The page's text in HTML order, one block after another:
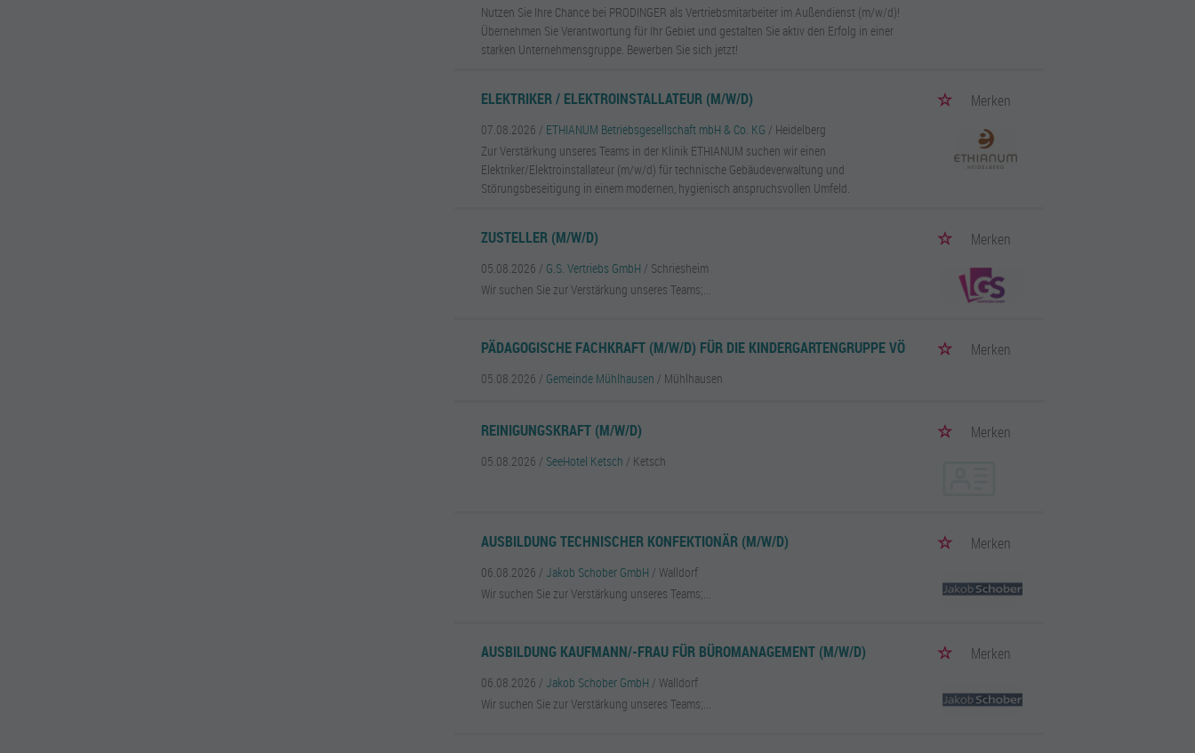
Nutzen Sie Ihre Chance bei PRODINGER als Vertriebsmitarbeiter im Außendienst (m/w/d)!
Übernehmen Sie Verantwortung für Ihr Gebiet und gestalten Sie aktiv den Erfolg in einer
starken Unternehmensgruppe. Bewerben Sie sich jetzt!
ELEKTRIKER / ELEKTROINSTALLATEUR (M/W/D) Merken
07.08.2026 / ETHIANUM Betriebsgesellschaft mbH & Co. KG / Heidelberg
Zur Verstärkung unseres Teams in der Klinik ETHIANUM suchen wir einen
Elektriker/Elektroinstallateur (m/w/d) für technische Gebäudeverwaltung und
Störungsbeseitigung in einem modernen, hygienisch anspruchsvollen Umfeld.
ZUSTELLER (M/W/D) Merken
05.08.2026 / G.S. Vertriebs GmbH / Schriesheim
Wir suchen Sie zur Verstärkung unseres Teams;...
PÄDAGOGISCHE FACHKRAFT (M/W/D) FÜR DIE KINDERGARTENGRUPPE VÖ Merken
05.08.2026 / Gemeinde Mühlhausen / Mühlhausen
REINIGUNGSKRAFT (M/W/D) Merken
05.08.2026 / SeeHotel Ketsch / Ketsch
AUSBILDUNG TECHNISCHER KONFEKTIONÄR (M/W/D) Merken
06.08.2026 / Jakob Schober GmbH / Walldorf
Wir suchen Sie zur Verstärkung unseres Teams;...
AUSBILDUNG KAUFMANN/-FRAU FÜR BÜROMANAGEMENT (M/W/D) Merken
06.08.2026 / Jakob Schober GmbH / Walldorf
Wir suchen Sie zur Verstärkung unseres Teams;...